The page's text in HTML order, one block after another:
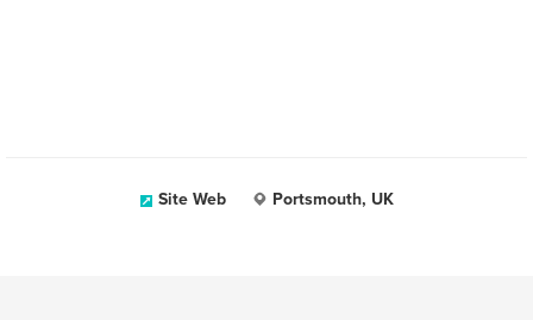
Site Web Portsmouth, UK